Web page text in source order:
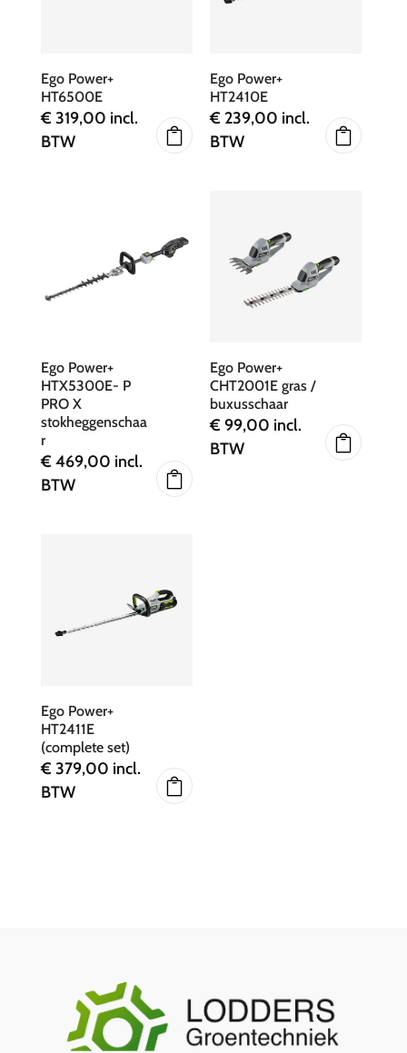
Ego Power+
HT6500E
€ 319,00 incl.
BTW
Ego Power+
HT2410E
€ 239,00 incl.
BTW
Ego Power+
HTX5300E- P
PRO X
stokheggenschaa
r
€ 469,00 incl.
BTW
Ego Power+
CHT2001E gras /
buxusschaar
€ 99,00 incl.
BTW
Ego Power+
HT2411E
(complete set)
€ 379,00 incl.
BTW